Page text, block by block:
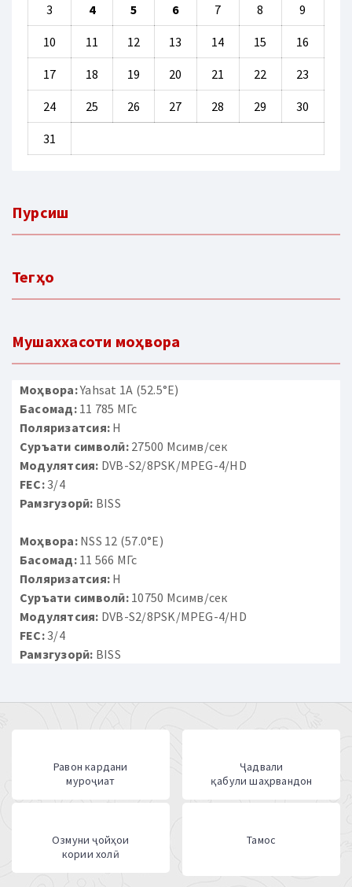
3 4 5 6 7 8 9
10 11 12 13 14 15 16
17 18 19 20 21 22 23
24 25 26 27 28 29 30
31
Пурсиш
Тегҳо
Мушаххасоти моҳвора
Моҳвора:Yahsat 1A (52.5°E)
Басомад:11 785 МГс
Поляризатсия: H
Суръати символӣ:27500 Мсимв/сек
Модулятсия: DVB-S2/8PSK/MPEG-4/HD
FEC:3/4
Рамзгузорӣ: BISS
Моҳвора:NSS 12 (57.0°E)
Басомад:11 566 МГс
Поляризатсия: H
Суръати символӣ:10750 Мсимв/сек
Модулятсия: DVB-S2/8PSK/MPEG-4/HD
FEC:3/4
Рамзгузорӣ: BISS
Равон кардани
муроҷиат
Ҷадвали
қабули шаҳрвандон
Озмуни ҷойҳои
кории холӣ
Тамос